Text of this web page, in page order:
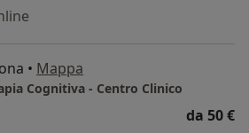
• Mappa
Cognitiva - Centro Clinico
da 50 €